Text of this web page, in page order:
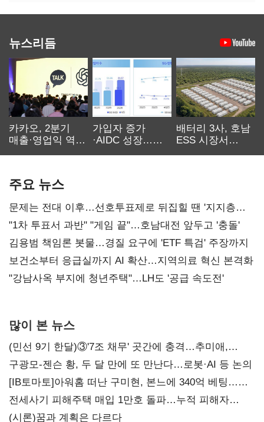
뉴스리듬
카카오, 2분기
매출·영업익 역대
가입자 증가
·AIDC 성장…
배터리 3사, 호남
ESS 시장서
주요 뉴스
문제는 전대 이후…선호투표제로 뒤집힐 땐 '지지층
불복'
"1차 투표서 과반" "게임 끝"…호남대전 앞두고 '충돌'
김용범 책임론 봇물…경질 요구에 'ETF 특검' 주장까지
보건소부터 응급실까지 AI 확산…지역의료 혁신 본격화
"강남사옥 부지에 청년주택"…LH도 '공급 속도전'
많이 본 뉴스
(민선 9기 한달)③'7조 채무' 곳간에 충격…추미애,
20년만에 '비상재정' 선언 승부수
구광모-젠슨 황, 두 달 만에 또 만난다…로봇·AI 등 논의
[IB토마토]아워홈 떠난 구미현, 본느에 340억 베팅…
가족 지배체제 구축
전세사기 피해주택 매입 1만호 돌파…누적 피해자
4만278명
(시론)꿈과 계획은 다르다